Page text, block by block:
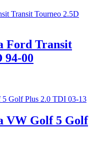
Ford Transit
94-00
VW Golf 5 Golf